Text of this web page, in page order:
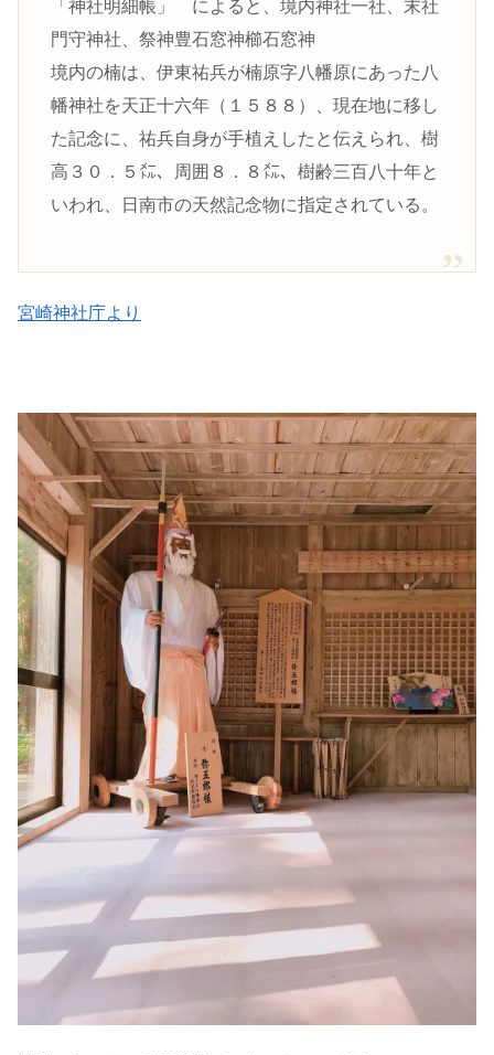
「神社明細帳」 によると、境内神社一社、末社
門守神社、祭神豊石窓神櫛石窓神
境内の楠は、伊東祐兵が楠原字八幡原にあった八
幡神社を天正十六年（１５８８）、現在地に移し
た記念に、祐兵自身が手植えしたと伝えられ、樹
高３０．５㍍、周囲８．８㍍、樹齢三百八十年と
いわれ、日南市の天然記念物に指定されている。
宮崎神社庁より